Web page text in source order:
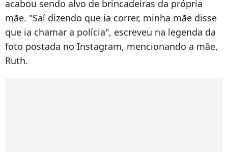
acabou sendo alvo de brincadeiras da própria
mãe. "Saí dizendo que ia correr, minha mãe disse
que ia chamar a polícia", escreveu na legenda da
foto postada no Instagram, mencionando a mãe,
Ruth.